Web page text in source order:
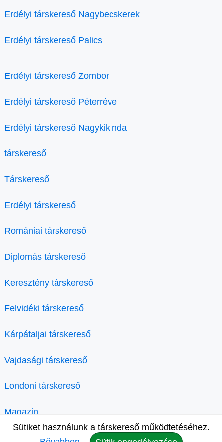
Erdélyi társkereső Nagybecskerek
Erdélyi társkereső Palics
Erdélyi társkereső Zombor
Erdélyi társkereső Péterréve
Erdélyi társkereső Nagykikinda
társkereső
Társkereső
Erdélyi társkereső
Romániai társkereső
Diplomás társkereső
Keresztény társkereső
Felvidéki társkereső
Kárpátaljai társkereső
Vajdasági társkereső
Londoni társkereső
Magazin
Sütiket használunk a társkereső működtetéséhez.